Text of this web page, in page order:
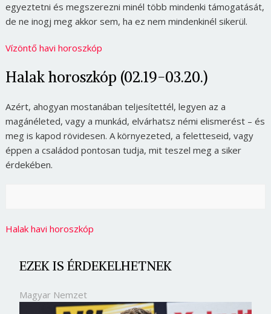
egyeztetni és megszerezni minél több mindenki támogatását,
de ne inogj meg akkor sem, ha ez nem mindenkinél sikerül.
Vízöntő havi horoszkóp
Halak horoszkóp (02.19-03.20.)
Azért, ahogyan mostanában teljesítettél, legyen az a
magánéleted, vagy a munkád, elvárhatsz némi elismerést – és
meg is kapod rövidesen. A környezeted, a feletteseid, vagy
éppen a családod pontosan tudja, mit teszel meg a siker
érdekében.
Halak havi horoszkóp
EZEK IS ÉRDEKELHETNEK
Magyar Nemzet